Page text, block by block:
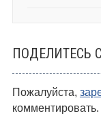
ПОДЕЛИТЕСЬ
Пожалуйста,
комментировать.